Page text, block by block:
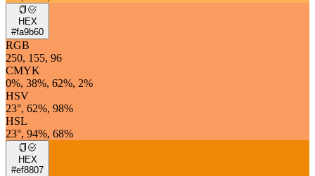
HEX
#fa9b60
RGB
250, 155, 96
CMYK
0%, 38%, 62%, 2%
HSV
23°, 62%, 98%
HSL
23°, 94%, 68%
HEX
#ef8807